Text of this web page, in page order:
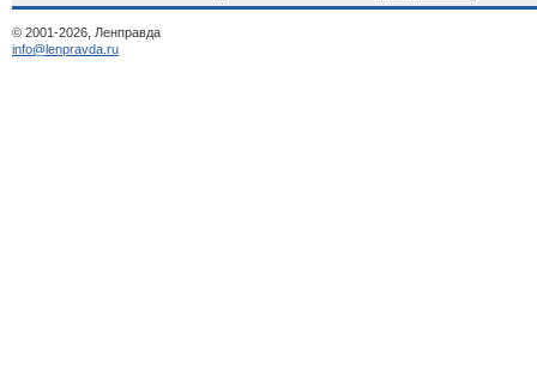
© 2001-2026, Ленправда
info@lenpravda.ru